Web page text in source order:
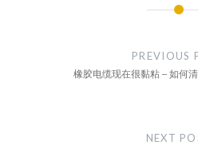
PREVIOUS
橡胶电缆现在很黏粘 – 如何
NEXT